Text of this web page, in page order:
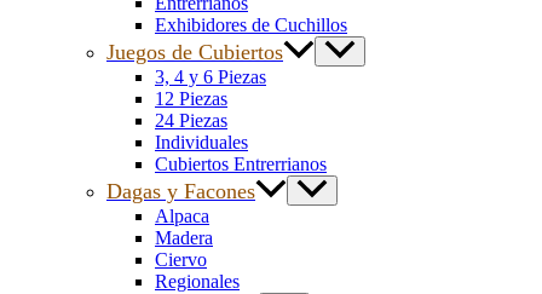
Exhibidores de Cuchillos
Juegos de Cubiertos
3, 4 y 6 Piezas
12 Piezas
24 Piezas
Individuales
Cubiertos Entrerrianos
Dagas y Facones
Alpaca
Madera
Ciervo
Regionales